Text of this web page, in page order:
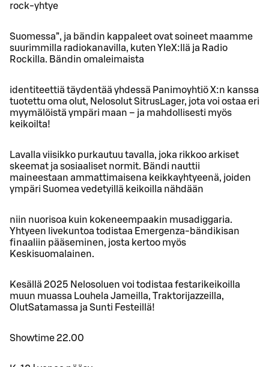
rock-yhtye
Suomessa”, ja bändin kappaleet ovat soineet maamme
suurimmilla radiokanavilla, kuten YleX:llä ja Radio
Rockilla. Bändin omaleimaista
identiteettiä täydentää yhdessä Panimoyhtiö X:n kanssa
tuotettu oma olut, Nelosolut SitrusLager, jota voi ostaa eri
myymälöistä ympäri maan – ja mahdollisesti myös
keikoilta!
Lavalla viisikko purkautuu tavalla, joka rikkoo arkiset
skeemat ja sosiaaliset normit. Bändi nauttii
maineestaan ammattimaisena keikkayhtyeenä, joiden
ympäri Suomea vedetyillä keikoilla nähdään
niin nuorisoa kuin kokeneempaakin musadiggaria.
Yhtyeen livekuntoa todistaa Emergenza-bändikisan
finaaliin pääseminen, josta kertoo myös
Keskisuomalainen.
Kesällä 2025 Nelosoluen voi todistaa festarikeikoilla
muun muassa Louhela Jameilla, Traktorijazzeilla,
OlutSatamassa ja Sunti Festeillä!
Showtime 22.00